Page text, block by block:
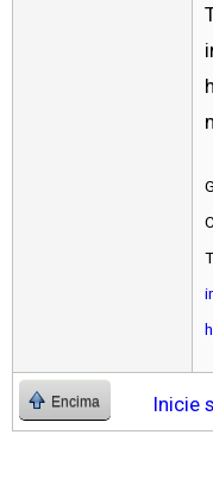
Encima Inicie